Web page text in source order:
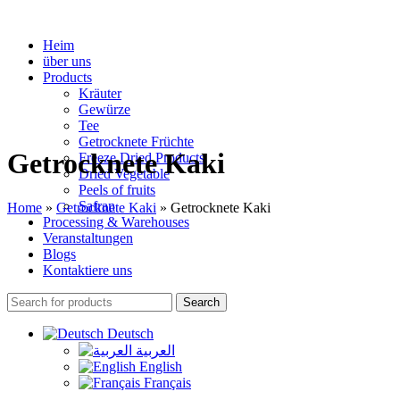
Heim
über uns
Products
Kräuter
Gewürze
Tee
Getrocknete Früchte
Freeze Dried Products
Dried Vegetable
Peels of fruits
Safran
Processing & Warehouses
Veranstaltungen
Blogs
Kontaktiere uns
Search
Deutsch
العربية
English
Français
Getrocknete Kaki
Home » Getrocknete Kaki » Getrocknete Kaki